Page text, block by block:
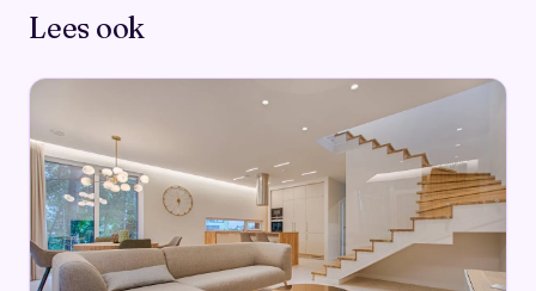
Lees ook